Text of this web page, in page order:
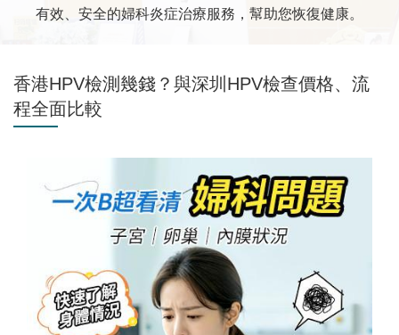
有效、安全的婦科炎症治療服務，幫助您恢復健康。
香港HPV檢測幾錢？與深圳HPV檢查價格、流
程全面比較